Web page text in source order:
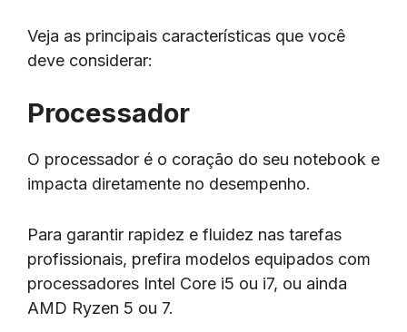
Veja as principais características que você
deve considerar:
Processador
O processador é o coração do seu notebook e
impacta diretamente no desempenho.
Para garantir rapidez e fluidez nas tarefas
profissionais, prefira modelos equipados com
processadores Intel Core i5 ou i7, ou ainda
AMD Ryzen 5 ou 7.